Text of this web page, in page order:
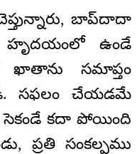
బాప్‌దాదా
ఉండే
ఖాతాను సమాప్తం
సఫలం చేయడమే
సెకండే కదా పోయింది
ప్రతి సంకల్పము